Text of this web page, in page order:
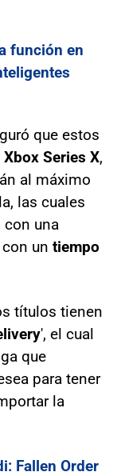
función en
que estos
Series X,
al máximo
las cuales
con una
un tiempo
títulos tienen
', el cual
que
para tener
la
Fallen Order